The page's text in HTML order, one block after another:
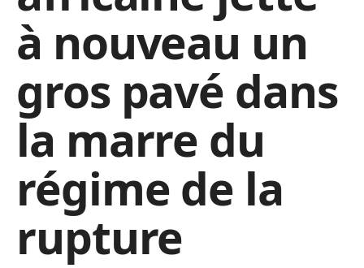
à nouveau un
gros pavé dans
la marre du
régime de la
rupture